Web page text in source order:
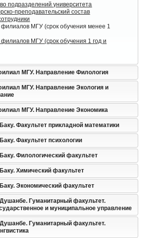
подразделений университета
преподавательский состав
МГУ (срок обучения менее 1
МГУ (срок обучения 1 год и
МГУ. Направление Филология
МГУ. Направление Экология и
МГУ. Направление Экономика
Факультет прикладной математики
Факультет психологии
Филологический факультет
Химический факультет
Экономический факультет
Гуманитарный факультет.
и муниципальное управление
Гуманитарный факультет.